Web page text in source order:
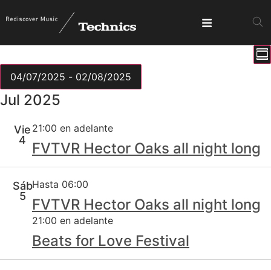
04/07/2025 - 02/08/2025
Seleccionar
fecha.
Jul 2025
Vie
4
21:00 en adelante
FVTVR Hector Oaks all night long
Sáb
5
Hasta 06:00
FVTVR Hector Oaks all night long
21:00 en adelante
Beats for Love Festival